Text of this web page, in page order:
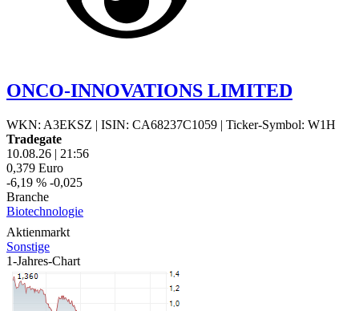
ONCO-INNOVATIONS LIMITED
WKN: A3EKSZ | ISIN: CA68237C1059 | Ticker-Symbol: W1H
Tradegate
10.08.26 | 21:56
0,379 Euro
-6,19 % -0,025
Branche
Biotechnologie
Aktienmarkt
Sonstige
1-Jahres-Chart